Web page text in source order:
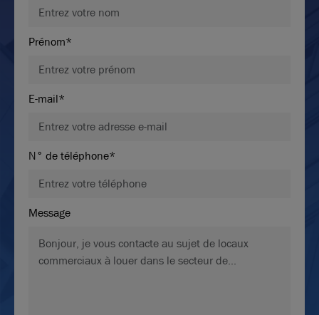
Prénom*
E-mail*
N° de téléphone*
Message